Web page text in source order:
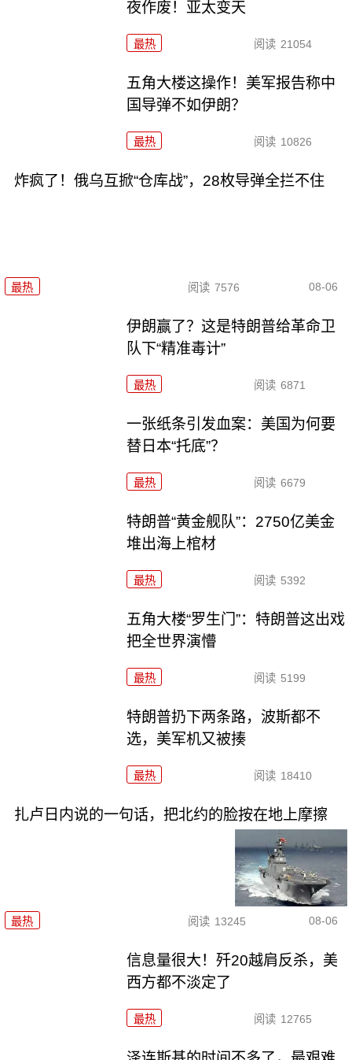
夜作废！亚太变天
最热 阅读 21054
五角大楼这操作！美军报告称中
国导弹不如伊朗？
最热 阅读 10826
炸疯了！俄乌互掀“仓库战”，28枚导弹全拦不住
最热 阅读 7576 08-06
伊朗赢了？这是特朗普给革命卫
队下“精准毒计”
最热 阅读 6871
一张纸条引发血案：美国为何要
替日本“托底”？
最热 阅读 6679
特朗普“黄金舰队”：2750亿美金
堆出海上棺材
最热 阅读 5392
五角大楼“罗生门”：特朗普这出戏
把全世界演懵
最热 阅读 5199
特朗普扔下两条路，波斯都不
选，美军机又被揍
最热 阅读 18410
扎卢日内说的一句话，把北约的脸按在地上摩擦
最热 阅读 13245 08-06
信息量很大！歼20越肩反杀，美
西方都不淡定了
最热 阅读 12765